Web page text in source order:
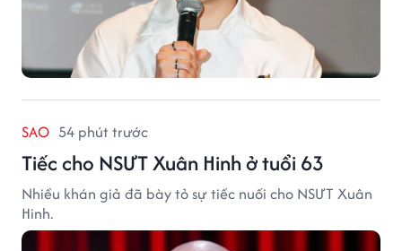
SAO 54 phút trước
Tiếc cho NSƯT Xuân Hinh ở tuổi 63
Nhiều khán giả đã bày tỏ sự tiếc nuối cho NSƯT Xuân
Hinh.